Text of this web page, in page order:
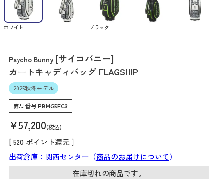
ホワイト ブラック
Psycho Bunny [サイコバニー]
カートキャディバッグ FLAGSHIP
2025秋冬モデル
商品番号PBMG5FC3
¥57,200 税込
[520 ポイント還元 ]
出荷倉庫：関西センター（商品のお届けについて）
在庫切れの商品です。